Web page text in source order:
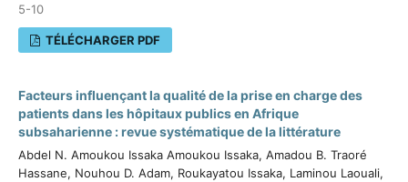
5-10
TÉLÉCHARGER PDF
Facteurs influençant la qualité de la prise en charge des
patients dans les hôpitaux publics en Afrique
subsaharienne : revue systématique de la littérature
Abdel N. Amoukou Issaka Amoukou Issaka, Amadou B. Traoré
Hassane, Nouhou D. Adam, Roukayatou Issaka, Laminou Laouali,